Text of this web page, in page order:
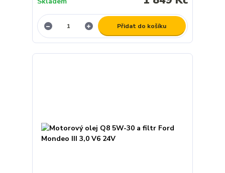
Přidat do košíku